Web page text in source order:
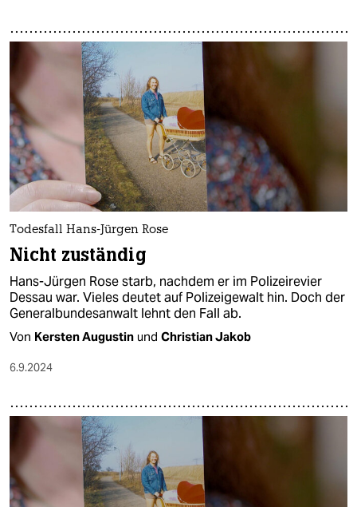
Todesfall Hans-Jürgen Rose
Nicht zuständig
Hans-Jürgen Rose starb, nachdem er im Polizeirevier
Dessau war. Vieles deutet auf Polizeigewalt hin. Doch der
Generalbundesanwalt lehnt den Fall ab.
Von Kersten Augustin und Christian Jakob
6.9.2024